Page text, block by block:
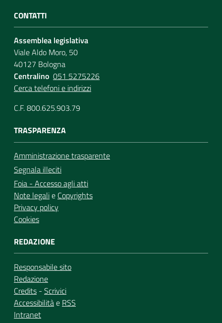
CONTATTI
Assemblea legislativa
Viale Aldo Moro, 50
40127 Bologna
Centralino 051 5275226
Cerca telefoni e indirizzi
C.F. 800.625.903.79
TRASPARENZA
Amministrazione trasparente
Segnala illeciti
Foia - Accesso agli atti
Note legalie Copyrights
Privacy policy
Cookies
REDAZIONE
Responsabile sito
Redazione
Credits - Scrivici
Accessibilitàe RSS
Intranet